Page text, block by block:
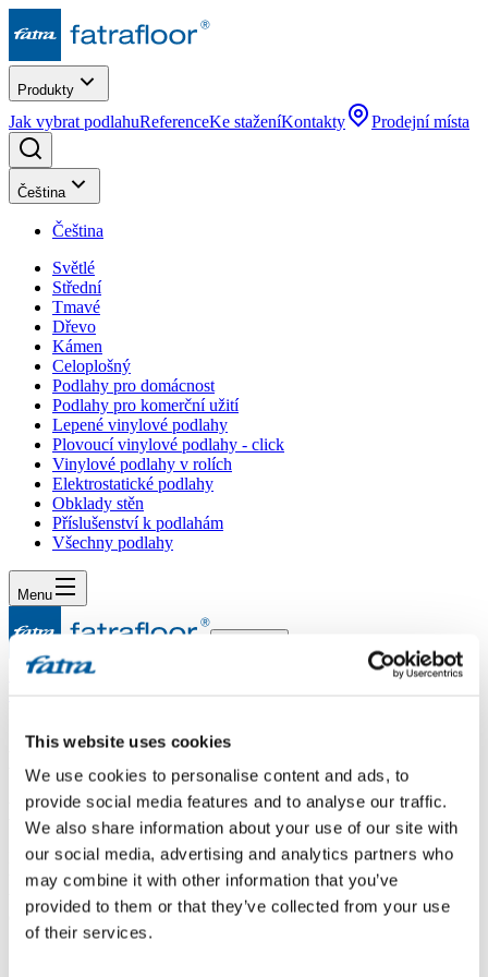
This website uses cookies
We use cookies to personalise content and ads, to
provide social media features and to analyse our traffic.
We also share information about your use of our site with
our social media, advertising and analytics partners who
may combine it with other information that you’ve
provided to them or that they’ve collected from your use
of their services.
Produkty
Jak vybrat podlahuReferenceKe staženíKontakty Prodejní místa
Čeština
Čeština
Světlé
Střední
Tmavé
Dřevo
Kámen
Celoplošný
Podlahy pro domácnost
Podlahy pro komerční užití
Lepené vinylové podlahy
Plovoucí vinylové podlahy - click
Vinylové podlahy v rolích
Elektrostatické podlahy
Obklady stěn
Příslušenství k podlahám
Všechny podlahy
Menu
Domů/
Dotaz
Dobrý den, zvažujeme mezi koupí Vinylové podlahy - dub
toskánský a dub světlý. Můžete poradit jaký dekor dveří zvolit k
těmto dvěma podlahám v kombinaci skříněk, které budou Egger -
dub nebraska přírodní?Děkuji